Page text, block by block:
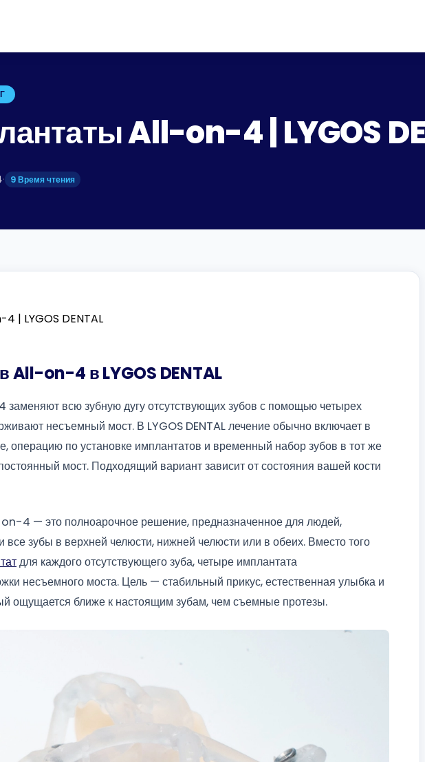
All-on-4 | LYGOS
· 9 Время чтения
All-on-4 в LYGOS DENTAL
всю зубную дугу отсутствующих зубов с помощью четырех
несъемный мост. В LYGOS DENTAL лечение обычно включает в
операцию по установке имплантатов и временный набор зубов в тот же
мост. Подходящий вариант зависит от состояния вашей кости
4 — это полноарочное решение, предназначенное для людей,
зубы в верхней челюсти, нижней челюсти или в обеих. Вместо того
для каждого отсутствующего зуба, четыре имплантата
несъемного моста. Цель — стабильный прикус, естественная улыбка и
ощущается ближе к настоящим зубам, чем съемные протезы.